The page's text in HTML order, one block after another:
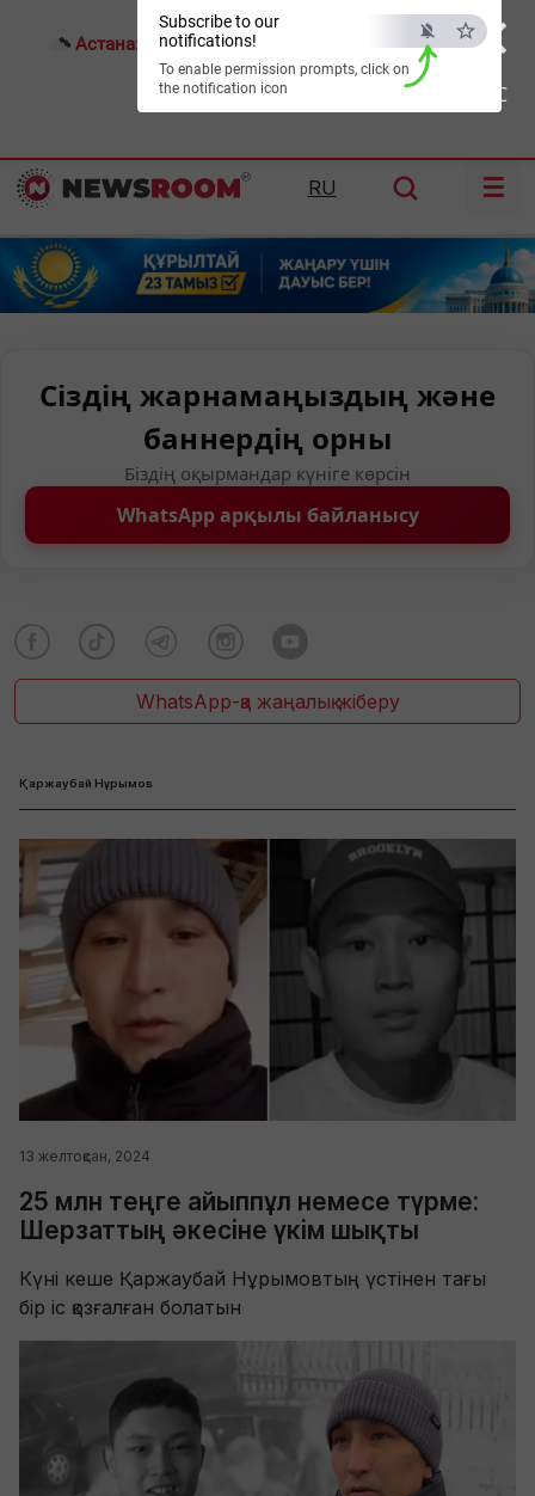
×
ESC
Subscribe to our
notifications!
To enable permission prompts, click on
the notification icon
Астана: 17°C Алматы: Шымкент:21°C
RU ☰
Сіздің жарнамаңыздың және
баннердің орны
Біздің оқырмандар күніге көрсін
WhatsApp арқылы байланысу
WhatsApp-қа жаңалық жіберу
Қаржаубай Нұрымов
13 желтоқсан, 2024
25 млн теңге айыппұл немесе түрме:
Шерзаттың әкесіне үкім шықты
Күні кеше Қаржаубай Нұрымовтың үстінен тағы
бір іс қозғалған болатын